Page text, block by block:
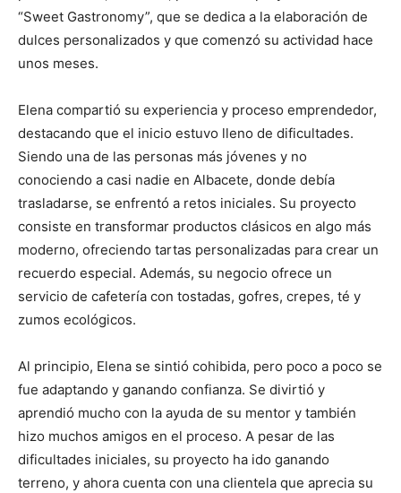
“Sweet Gastronomy”, que se dedica a la elaboración de
dulces personalizados y que comenzó su actividad hace
unos meses.
Elena compartió su experiencia y proceso emprendedor,
destacando que el inicio estuvo lleno de dificultades.
Siendo una de las personas más jóvenes y no
conociendo a casi nadie en Albacete, donde debía
trasladarse, se enfrentó a retos iniciales. Su proyecto
consiste en transformar productos clásicos en algo más
moderno, ofreciendo tartas personalizadas para crear un
recuerdo especial. Además, su negocio ofrece un
servicio de cafetería con tostadas, gofres, crepes, té y
zumos ecológicos.
Al principio, Elena se sintió cohibida, pero poco a poco se
fue adaptando y ganando confianza. Se divirtió y
aprendió mucho con la ayuda de su mentor y también
hizo muchos amigos en el proceso. A pesar de las
dificultades iniciales, su proyecto ha ido ganando
terreno, y ahora cuenta con una clientela que aprecia su